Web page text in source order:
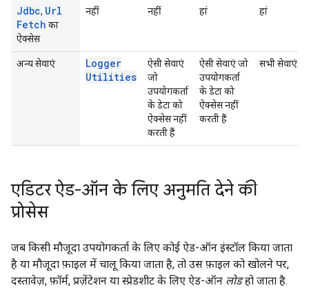
Jdbc, Url
Fetch का
ऐक्सेस
नहीं नहीं हां हां
अन्य सेवाएं
Logger
Utilities
ऐसी सेवाएं
जो
उपयोगकर्ता
के डेटा को
ऐक्सेस नहीं
करती हैं
ऐसी सेवाएं जो
उपयोगकर्ता
के डेटा को
ऐक्सेस नहीं
करती हैं
सभी सेवाएं
एडिटर ऐड-ऑन के लिए अनुमति देने की
प्रोसेस
जब किसी मौजूदा उपयोगकर्ता के लिए कोई ऐड-ऑन इंस्टॉल किया जाता
है या मौजूदा फ़ाइल में चालू किया जाता है, तो उस फ़ाइल को खोलने पर,
दस्तावेज़, फ़ॉर्म, प्रज़ेंटेशन या स्प्रेडशीट के लिए ऐड-ऑन लोडहो जाता है.